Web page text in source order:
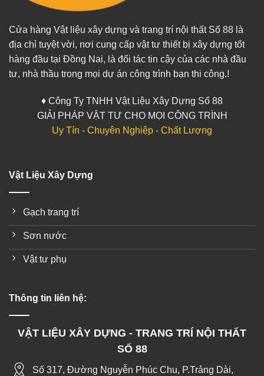
Cửa hàng Vật liệu xây dựng và trang trí nội thất Số 88 là
địa chỉ tuyệt vời, nơi cung cấp vật tư thiết bị xây dựng tốt
hàng đầu tại Đồng Nai, là đối tác tin cậy của các nhà đầu
tư, nhà thầu trong mọi dự án công trình bạn thi công.!
♦ Công Ty TNHH Vật Liệu Xây Dựng Số 88
GIẢI PHÁP VẬT TƯ CHO MỌI CÔNG TRÌNH
Uy Tín - Chuyên Nghiệp - Chất Lượng
Vật Liệu Xây Dựng
Gạch trang trí
Sơn nước
Vật tư phụ
Thông tin liên hệ:
VẬT LIỆU XÂY DỰNG - TRANG TRÍ NỘI THẤT
SỐ 88
Số 317, Đường Nguyễn Phúc Chu, P.Trảng Dài,